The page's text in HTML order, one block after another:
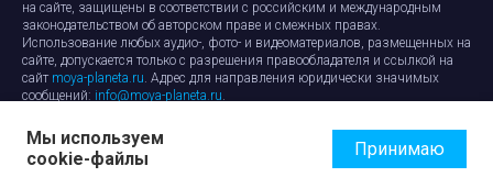
на сайте, защищены в соответствии с российским и международным
законодательством об авторском праве и смежных правах.
Использование любых аудио-, фото- и видеоматериалов, размещенных на
сайте, допускается только с разрешения правообладателя и ссылкой на
сайт moya-planeta.ru. Адрес для направления юридически значимых
сообщений: info@moya-planeta.ru.
Правила сайтаРабота с cookie-файлами
Защита персональных данных
Обработка персональных данных
Мы используем
cookie-файлы
Принимаю